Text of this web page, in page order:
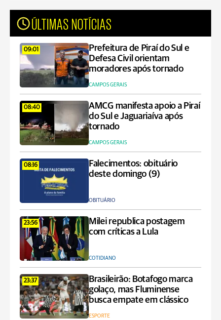
ÚLTIMAS NOTÍCIAS
09:01
Prefeitura de Piraí do Sul e
Defesa Civil orientam
moradores após tornado
CAMPOS GERAIS
08:40
AMCG manifesta apoio a Piraí
do Sul e Jaguariaíva após
tornado
CAMPOS GERAIS
08:16
Falecimentos: obituário
deste domingo (9)
OBITUÁRIO
23:56
Milei republica postagem
com críticas a Lula
COTIDIANO
23:37
Brasileirão: Botafogo marca
golaço, mas Fluminense
busca empate em clássico
ESPORTE